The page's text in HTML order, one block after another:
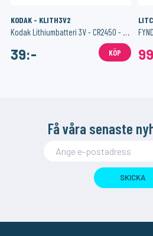
KODAK - KLITH3V2
Kodak Lithiumbatteri 3V - CR2450 - 2-pack
39:- KÖP
Få våra senaste
SKICKA